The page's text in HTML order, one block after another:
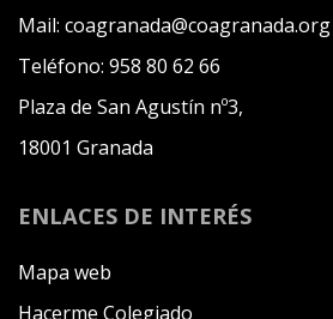
Mail: coagranada@coagranada.org
Teléfono: 958 80 62 66
Plaza de San Agustín nº3,
18001 Granada
ENLACES DE INTERÉS
Mapa web
Hacerme Colegiado